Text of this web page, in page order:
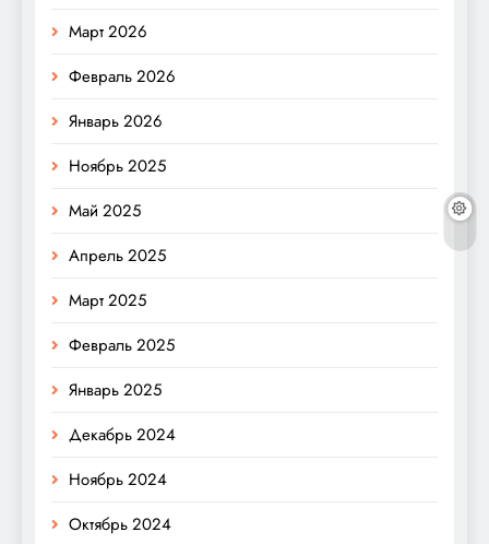
Март 2026
Февраль 2026
Январь 2026
Ноябрь 2025
Май 2025
Апрель 2025
Март 2025
Февраль 2025
Январь 2025
Декабрь 2024
Ноябрь 2024
Октябрь 2024